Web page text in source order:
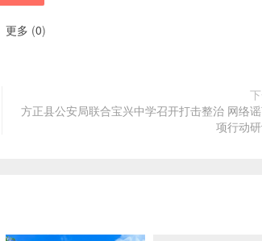
更多 (0)
方正县公安局联合宝兴中学召开打击整治 网络
项行动